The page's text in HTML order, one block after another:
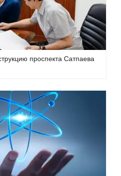
проспекта Сатпаева